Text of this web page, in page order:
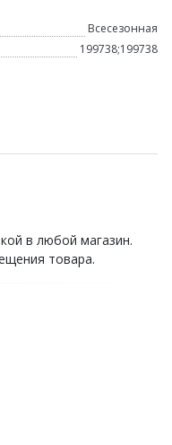
Всесезонная
199738;199738
в любой магазин.
товара.